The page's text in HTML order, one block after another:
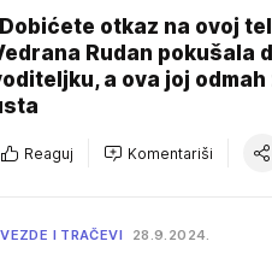
otkaz na ovoj
Rudan pokušala
a ova joj
Reaguj Komentariši
I TRAČEVI 28.9.2024.